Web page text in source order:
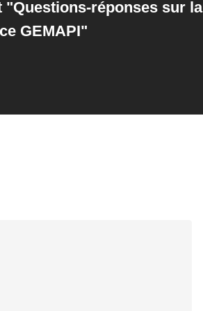
"Questions-réponses sur la
GEMAPI"